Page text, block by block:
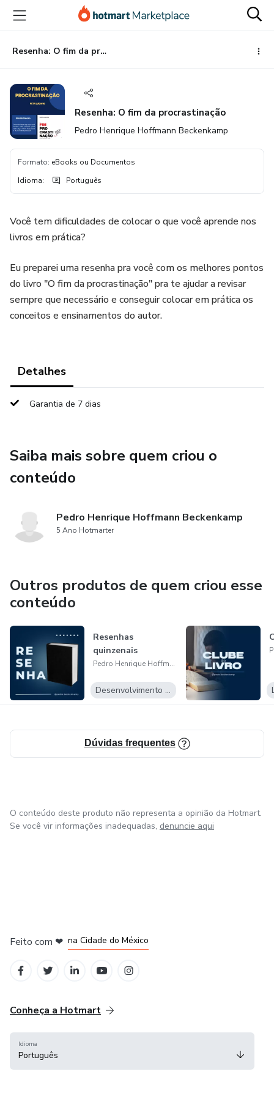
para
conteúdo
principal
para
pagamento
para
rodapé
Resenha: O fim da procrastinação
Resenha: O fim da procrastinação
Pedro Henrique Hoffmann Beckenkamp
Formato: eBooks ou Documentos
Idioma: Português
Você tem dificuldades de colocar o que você aprende nos
livros em prática?
Eu preparei uma resenha pra você com os melhores pontos
do livro "O fim da procrastinação" pra te ajudar a revisar
sempre que necessário e conseguir colocar em prática os
conceitos e ensinamentos do autor.
Detalhes
Garantia de 7 dias
Saiba mais sobre quem criou o
conteúdo
Pedro Henrique Hoffmann Beckenkamp
5 Ano Hotmarter
Outros produtos de quem criou esse
conteúdo
Resenhas
quinzenais
Pedro Henrique Hoffmann Beckenkamp
Desenvolvimento Pessoal
Dúvidas frequentes
O conteúdo deste produto não representa a opinião da Hotmart.
Se você vir informações inadequadas, denuncie aqui
Feito com ❤ na Cidade do México
Conheça a Hotmart
Idioma
Português